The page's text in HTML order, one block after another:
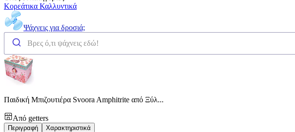
Κορεάτικα Καλλυντικά
Ψάχνεις για δροσιά;
Παιδική Μπιζουτιέρα Svoora Amphitrite από Ξύλ...
Από getters
Περιγραφή Χαρακτηριστικά